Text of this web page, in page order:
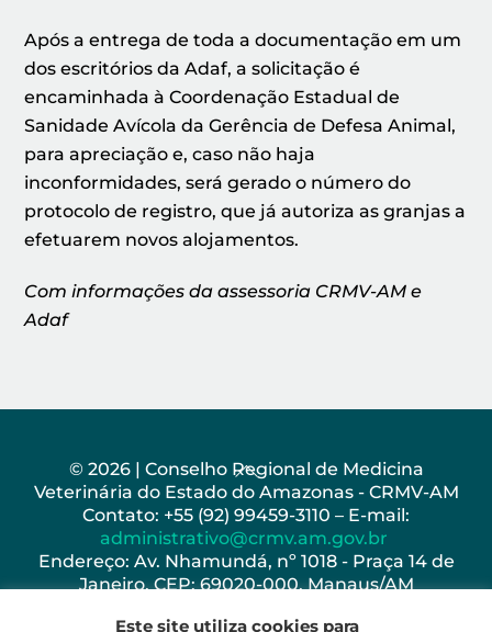
Após a entrega de toda a documentação em um
dos escritórios da Adaf, a solicitação é
encaminhada à Coordenação Estadual de
Sanidade Avícola da Gerência de Defesa Animal,
para apreciação e, caso não haja
inconformidades, será gerado o número do
protocolo de registro, que já autoriza as granjas a
efetuarem novos alojamentos.
Com informações da assessoria CRMV-AM e
Adaf
Back
To
Top
© 2026 | Conselho Regional de Medicina
Veterinária do Estado do Amazonas - CRMV-AM
Contato: +55 (92) 99459-3110 – E-mail:
administrativo@crmv.am.gov.br
Endereço: Av. Nhamundá, nº 1018 - Praça 14 de
Janeiro, CEP: 69020-000, Manaus/AM
Este site utiliza cookies para